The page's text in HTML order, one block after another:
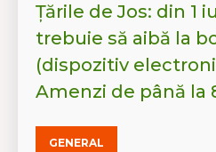
Țările de Jos: din 1
trebuie să aibă la
(dispozitiv
Amenzi de până la
GENERAL